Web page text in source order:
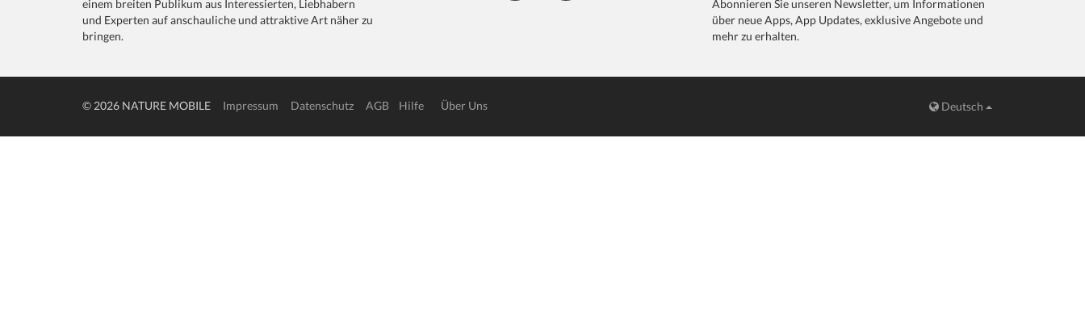
einem breiten Publikum aus Interessierten, Liebhabern
und Experten auf anschauliche und attraktive Art näher zu
bringen.
Abonnieren Sie unseren Newsletter, um Informationen
über neue Apps, App Updates, exklusive Angebote und
mehr zu erhalten.
© 2026 NATURE MOBILE Impressum Datenschutz AGB Hilfe Über Uns Deutsch